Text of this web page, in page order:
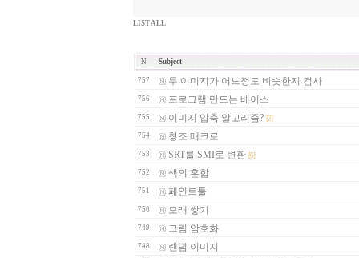
LIST ALL
N Subject
757 두 이미지가 어느정도 비슷한지 검사
756 프로그램 만드는 베이스
755 이미지 압축 알고리즘? [2]
754 창조 매크로
753 SRT를 SMI로 변환 [6]
752 색의 혼합
751 페인트툴
750 모래 쌓기
749 그림 암호화
748 랜덤 이미지